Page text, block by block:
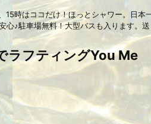
時はココだけ！ほっとシャワー。日本
心♪駐車場無料！大型バスも入ります。送
ラフティングYou Me